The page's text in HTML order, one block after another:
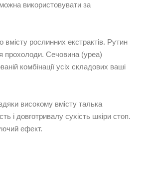
використовувати за
вмісту рослинних екстрактів. Рутин
прохолоди. Сечовина (уреа)
комбінації усіх складових ваші
високому вмісту талька
і довготривалу сухість шкіри стоп.
ефект.